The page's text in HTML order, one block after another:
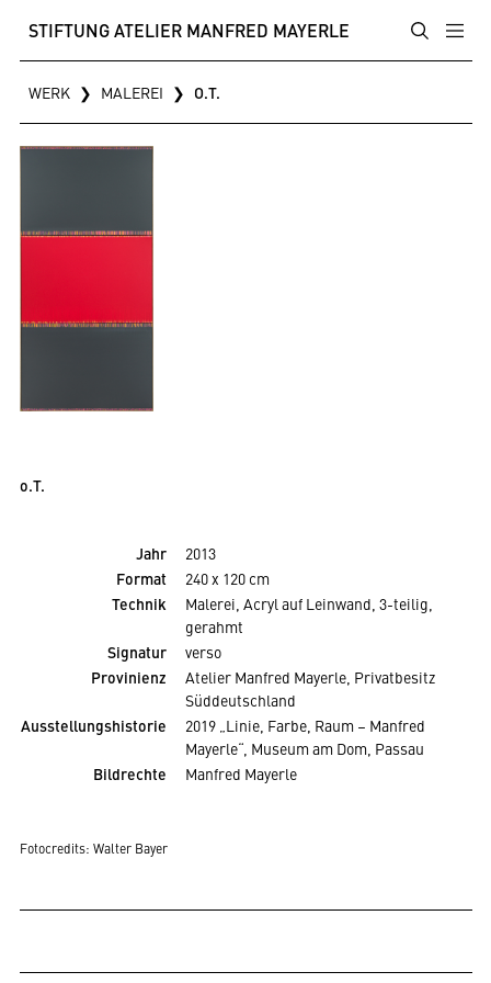
STIFTUNG ATELIER MANFRED MAYERLE
WERK ❯ MALEREI ❯ O.T.
o.T.
Jahr
2013
Format
240 x 120 cm
Technik
Malerei, Acryl auf Leinwand, 3-teilig,
gerahmt
Signatur
verso
Provinienz
Atelier Manfred Mayerle, Privatbesitz
Süddeutschland
Ausstellungshistorie
2019 „Linie, Farbe, Raum – Manfred
Mayerle“, Museum am Dom, Passau
Bildrechte
Manfred Mayerle
Fotocredits: Walter Bayer